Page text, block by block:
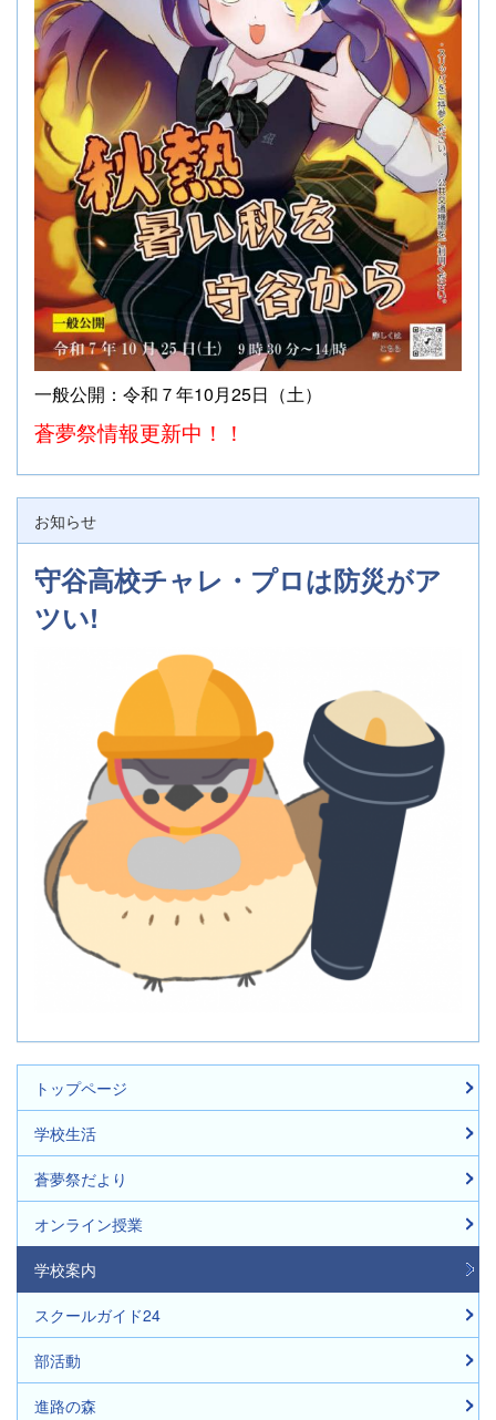
一般公開：令和７年10月25日（土）
蒼夢祭情報更新中！！
お知らせ
守谷高校チャレ・プロは防災がア
ツい!
トップページ
学校生活
蒼夢祭だより
オンライン授業
学校案内
スクールガイド24
部活動
進路の森